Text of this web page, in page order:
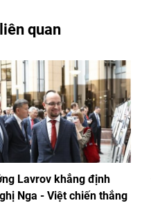
quan
Lavrov khẳng định
Nga - Việt chiến thắng